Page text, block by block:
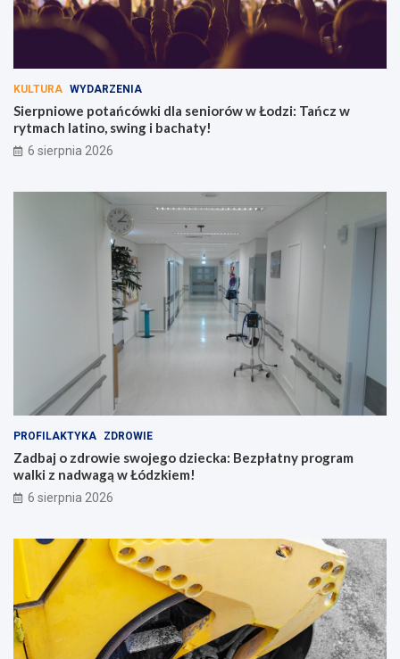
KULTURA WYDARZENIA
Sierpniowe potańcówki dla seniorów w Łodzi: Tańcz w
rytmach latino, swing i bachaty!
6 sierpnia 2026
PROFILAKTYKA ZDROWIE
Zadbaj o zdrowie swojego dziecka: Bezpłatny program
walki z nadwagą w Łódzkiem!
6 sierpnia 2026